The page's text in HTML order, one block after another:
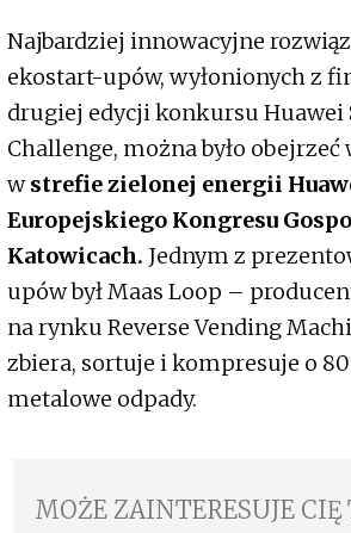
Najbardziej innowacyjne
ekostart-upów, wyłonionych z
drugiej edycji konkursu Huawei
Challenge, można było
wstrefie zielonej energii
Europejskiego Kongresu
Katowicach. Jednym z
upów był Maas Loop –
na rynku Reverse Vending
zbiera, sortuje i kompresuje o
metalowe odpady.
MOŻE ZAINTERESUJE CIĘ